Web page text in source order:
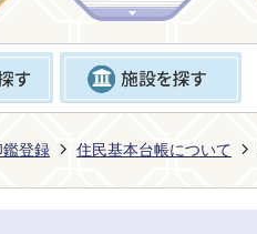
鑑登録 住民基本台帳について